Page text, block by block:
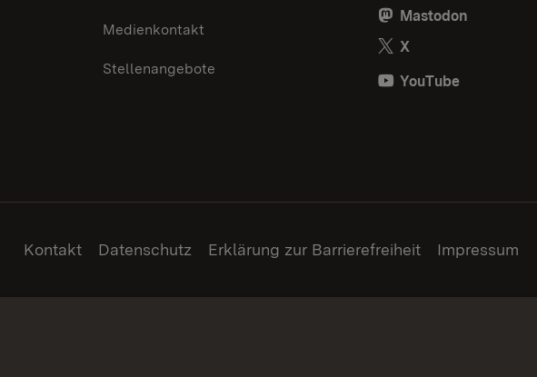
Medienkontakt
Stellenangebote
Mastodon
X
YouTube
Kontakt Datenschutz Erklärung zur Barrierefreiheit Impressum